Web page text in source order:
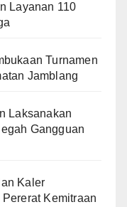
Layanan 110
Turnamen
Jamblang
Laksanakan
Gangguan
Kaler
Kemitraan